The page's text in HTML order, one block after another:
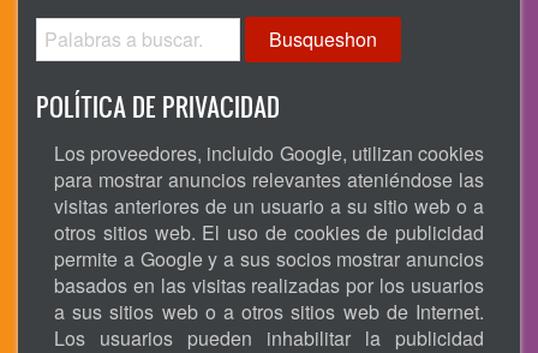
Busqueshon
POLÍTICA DE PRIVACIDAD
Los proveedores, incluido Google, utilizan cookies
para mostrar anuncios relevantes ateniéndose las
visitas anteriores de un usuario a su sitio web o a
otros sitios web. El uso de cookies de publicidad
permite a Google y a sus socios mostrar anuncios
basados en las visitas realizadas por los usuarios
a sus sitios web o a otros sitios web de Internet.
Los usuarios pueden inhabilitar la publicidad